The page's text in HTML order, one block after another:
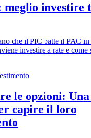
meglio investire
che il PIC batte il PAC in
investire a rate e come
le opzioni: Una
capire il loro